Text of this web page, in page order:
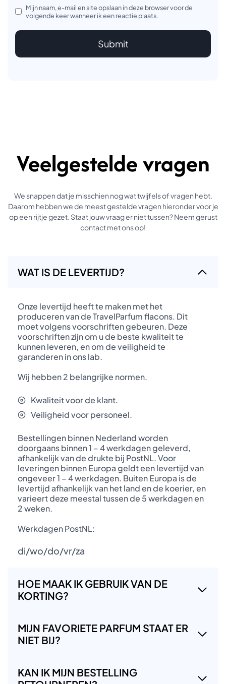
Mijn naam, e-mail en site opslaan in deze browser voor de
volgende keer wanneer ik een reactie plaats.
Veelgestelde vragen
We snappen dat je misschien nog wat twijfels of vragen hebt.
Daarom hebben we de meest gestelde vragen hieronder voor je
op een rijtje gezet. Staat jouw vraag er niet tussen? Neem gerust
contact met ons op!
WAT IS DE LEVERTIJD?
Onze levertijd heeft te maken met het
produceren van de TravelParfum flacons. Dit
moet volgens voorschriften gebeuren. Deze
voorschriften zijn om u de beste kwaliteit te
kunnen leveren, en om de veiligheid te
garanderen in ons lab.
Wij hebben 2 belangrijke normen.
Kwaliteit voor de klant.
Veiligheid voor personeel.
Bestellingen binnen Nederland worden
doorgaans binnen 1 – 4 werkdagen geleverd,
afhankelijk van de drukte bij PostNL. Voor
leveringen binnen Europa geldt een levertijd van
ongeveer 1 – 4 werkdagen. Buiten Europa is de
levertijd afhankelijk van het land en de koerier, en
varieert deze meestal tussen de 5 werkdagen en
2 weken.
Werkdagen PostNL:
di/wo/do/vr/za
HOE MAAK IK GEBRUIK VAN DE
KORTING?
MIJN FAVORIETE PARFUM STAAT ER
NIET BIJ?
KAN IK MIJN BESTELLING